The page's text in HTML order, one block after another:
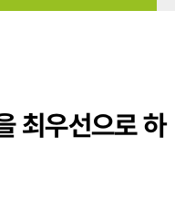
최우선으로 하